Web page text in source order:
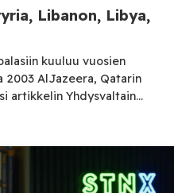
Libanon, Libya,
kuuluu vuosien
2003 AlJazeera, Qatarin
artikkelin Yhdysvaltain
ja NATOn joukkojen
kirjassaan monien
jäsenten
Irakiin WTC:n